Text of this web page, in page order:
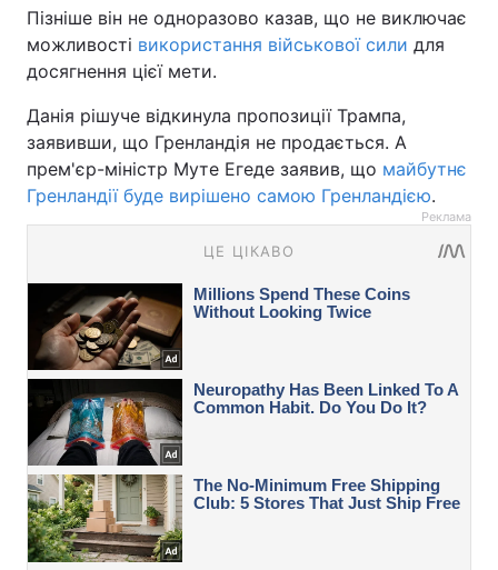
Пізніше він не одноразово казав, що не виключає
можливості використання військової сили для
досягнення цієї мети.
Данія рішуче відкинула пропозиції Трампа,
заявивши, що Гренландія не продається. А
прем'єр-міністр Муте Егеде заявив, що майбутнє
Гренландії буде вирішено самою Гренландією.
Реклама